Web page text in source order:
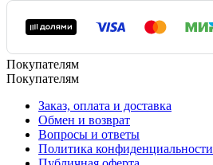
Покупателям
Покупателям
Заказ, оплата и доставка
Обмен и возврат
Вопросы и ответы
Политика конфиденциальности